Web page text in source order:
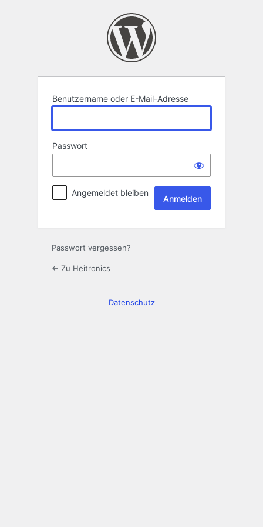
Benutzername oder E-Mail-Adresse
Passwort
Angemeldet bleiben
Passwort vergessen?
← Zu Heitronics
Datenschutz